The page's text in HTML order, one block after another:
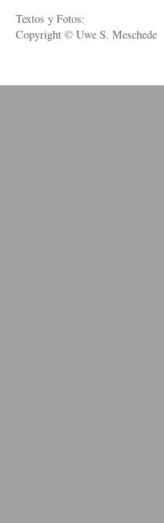
Textos y Fotos:
Copyright © Uwe S. Meschede